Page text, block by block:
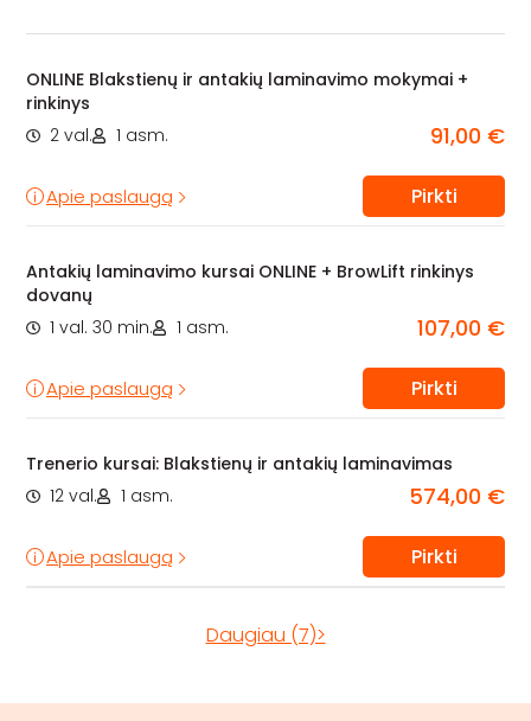
ONLINE Blakstienų ir antakių laminavimo mokymai +
rinkinys
2 val.
1 asm. 91,00 €
Apie paslaugą Pirkti
Antakių laminavimo kursai ONLINE + BrowLift rinkinys
dovanų
1 val. 30 min.
1 asm. 107,00 €
Apie paslaugą Pirkti
Trenerio kursai: Blakstienų ir antakių laminavimas
12 val.
1 asm. 574,00 €
Apie paslaugą Pirkti
Daugiau (7)>